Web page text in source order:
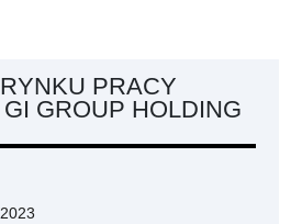
PRACY
GROUP HOLDING